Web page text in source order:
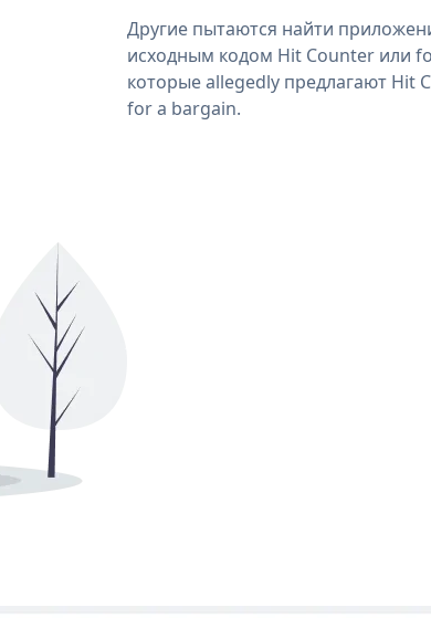
Другие пытаются найти
исходным кодом Hit Counter или
которые allegedly предлагают Hit
for a bargain.